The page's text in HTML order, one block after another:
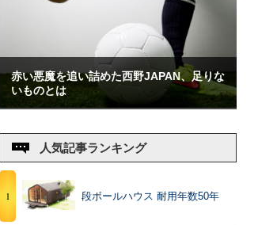
赤い悪魔を追い詰めた西野JAPAN、足りな
いものとは
人気記事ランキング
1 段ボールハウス 耐用年数50年